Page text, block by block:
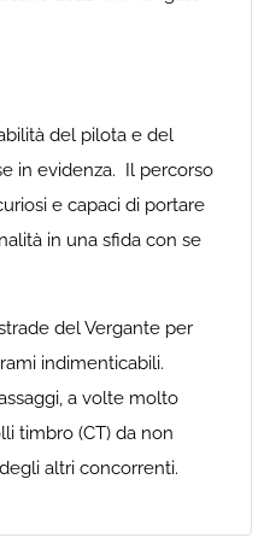
del pilota e del
in evidenza. Il percorso
e capaci di portare
in una sfida con se
del Vergante per
indimenticabili.
a volte molto
timbro (CT) da non
altri concorrenti.